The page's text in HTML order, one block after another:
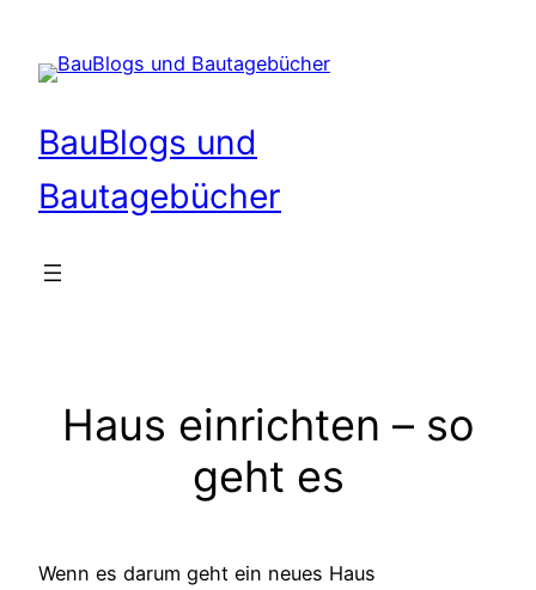
Inhalt
springen
BauBlogs und
Bautagebücher
Haus einrichten – so
geht es
Wenn es darum geht ein neues Haus